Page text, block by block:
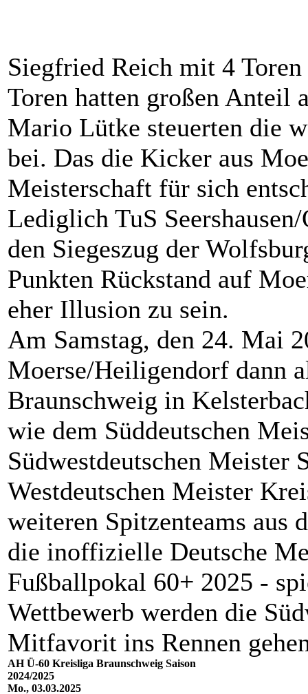
Siegfried Reich mit 4
Toren hatten großen Anteil
Mario Lütke steuerten die
bei. Das die Kicker aus
Meisterschaft für sich
Lediglich TuS
den Siegeszug der
Punkten Rückstand auf
eher Illusion zu sein.
Am Samstag, den 24. Mai
Moerse/Heiligendorf dann
Braunschweig in
wie dem Süddeutschen
Südwestdeutschen Meister
Westdeutschen Meister
weiteren Spitzenteams aus
die inoffizielle Deutsche
Fußballpokal 60+ 2025 -
Wettbewerb werden die
Mitfavorit ins Rennen
AH Ü-60 Kreisliga Braunschweig Saison
2024/2025
Mo., 03.03.2025